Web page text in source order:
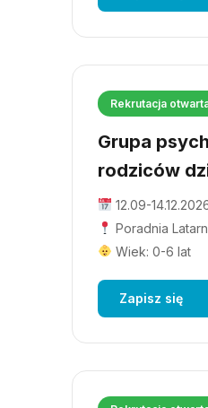
Rekrutacja
Grupa
rodziców
12.09-
Poradnia
Wiek: 0-6 lat
Zapisz się